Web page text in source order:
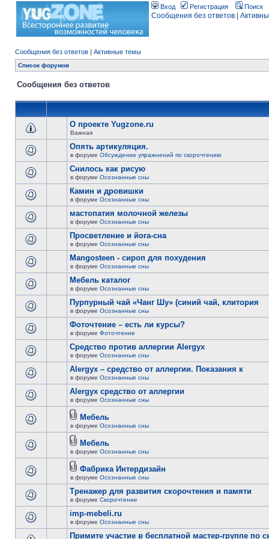
Вход Регистрация Поиск
Сообщения без ответов
Сообщения без ответов | Активные темы
Список форумов
Сообщения без ответов
О проекте Yugzone.ru
Важная
Опять артикуляция.
в форуме Обсуждение упражнений по скорочтению
Снилось как рисую
в форуме Осознанные сны
Камин и дровишки
в форуме Осознанные сны
мастопатия молочной железы
в форуме Осознанные сны
Просветление и йога-сна
в форуме Осознанные сны
Mangosteen - сироп для похудения
в форуме Осознанные сны
Мебель каталог
в форуме Осознанные сны
Пурпурный чай «Чанг Шу» (синий чай, клитория
в форуме Осознанные сны
Фоточтение – есть ли курсы?
в форуме Фоточтение
Cредство против аллергии Alergyx
в форуме Осознанные сны
Alergyx – средство от аллергии. Показания к
в форуме Осознанные сны
Alergyx средство от аллергии
в форуме Осознанные сны
Мебель
в форуме Осознанные сны
Мебель
в форуме Осознанные сны
Фабрика Интердизайн
в форуме Осознанные сны
Тренажер для развития скорочтения и памяти
в форуме Скорочтение
imp-mebeli.ru
в форуме Осознанные сны
Примите участие в бесплатной мастер-группе по